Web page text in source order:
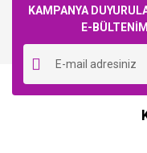
KAMPANYA
E-